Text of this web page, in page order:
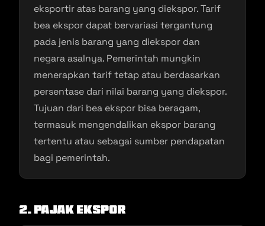
eksportir atas barang yang diekspor. Tarif
bea ekspor dapat bervariasi tergantung
pada jenis barang yang diekspor dan
negara asalnya. Pemerintah mungkin
menerapkan tarif tetap atau berdasarkan
persentase dari nilai barang yang diekspor.
Tujuan dari bea ekspor bisa beragam,
termasuk mengendalikan ekspor barang
tertentu atau sebagai sumber pendapatan
bagi pemerintah.
2. Pajak Ekspor